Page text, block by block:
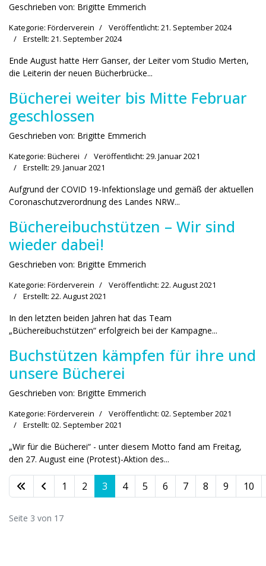
Geschrieben von: Brigitte Emmerich
Kategorie: Förderverein
Veröffentlicht: 21. September 2024
Erstellt: 21. September 2024
Ende August hatte Herr Ganser, der Leiter vom Studio Merten,
die Leiterin der neuen Bücherbrücke...
Bücherei weiter bis Mitte Februar
geschlossen
Geschrieben von: Brigitte Emmerich
Kategorie: Bücherei
Veröffentlicht: 29. Januar 2021
Erstellt: 29. Januar 2021
Aufgrund der COVID 19-Infektionslage und gemäß der aktuellen
Coronaschutzverordnung des Landes NRW...
Büchereibuchstützen – Wir sind
wieder dabei!
Geschrieben von: Brigitte Emmerich
Kategorie: Förderverein
Veröffentlicht: 22. August 2021
Erstellt: 22. August 2021
In den letzten beiden Jahren hat das Team
„Büchereibuchstützen“ erfolgreich bei der Kampagne...
Buchstützen kämpfen für ihre und
unsere Bücherei
Geschrieben von: Brigitte Emmerich
Kategorie: Förderverein
Veröffentlicht: 02. September 2021
Erstellt: 02. September 2021
„Wir für die Bücherei“ - unter diesem Motto fand am Freitag,
den 27. August eine (Protest)-Aktion des...
1 2 3 4 5 6 7 8 9 10
Seite 3 von 17